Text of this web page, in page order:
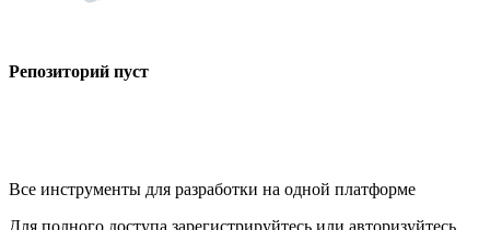
Репозиторий пуст
Все инструменты для разработки на одной платформе
Для полного доступа зарегистрируйтесь или авторизуйтесь